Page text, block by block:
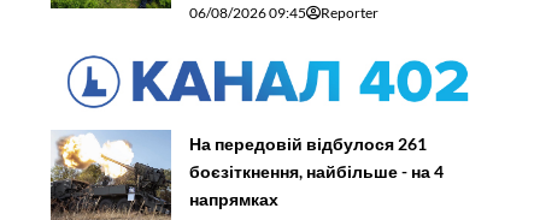
06/08/2026 09:45 Reporter
На передовій відбулося 261
боєзіткнення, найбільше - на 4
напрямках